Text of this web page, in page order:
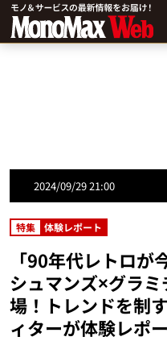
2024/09/29 21:00
特集 体験レポート
「90年代レトロが
シュマンズ×グラ
場！トレンドを制
ィターが体験レポ